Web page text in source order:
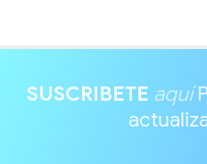
SUSCRIBETE aquí